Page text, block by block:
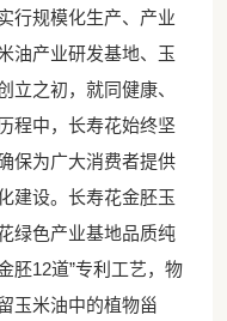
行规模化生产、产业
油产业研发基地、玉
立之初，就同健康、
程中，长寿花始终坚
保为广大消费者提供
建设。长寿花金胚玉
绿色产业基地品质纯
胚12道”专利工艺，物
玉米油中的植物甾